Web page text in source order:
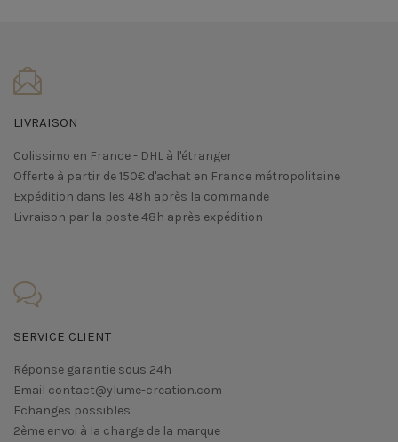
LIVRAISON
Colissimo en France - DHL à l'étranger
Offerte à partir de 150€ d'achat en France métropolitaine
Expédition dans les 48h après la commande
Livraison par la poste 48h après expédition
SERVICE CLIENT
Réponse garantie sous 24h
Email contact@ylume-creation.com
Echanges possibles
2ème envoi à la charge de la marque